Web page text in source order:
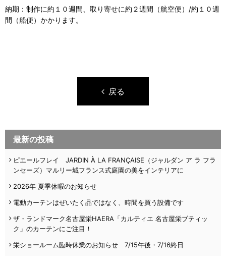
納期：制作に約１０週間、取り寄せに約２週間（航空便）/約１０週
間（船便）かかります。
戻る
最新の投稿
ピエールフレイ JARDIN À LA FRANÇAISE（ジャルダン ア ラ フラ
ンセーズ）マルリー城フランス式庭園の美をインテリアに
2026年 夏季休暇のお知らせ
電動カーテンはぜいたく品ではなく、時間を買う設備です
ザ・ランドマーク名古屋栄HAERA「カルティエ 名古屋栄ブティッ
ク」のカーテンにご注目！
栄ショールーム臨時休業のお知らせ 7/15午後・7/16終日